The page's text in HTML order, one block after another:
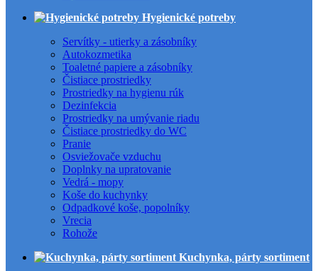
Hygienické potreby
Servítky - utierky a zásobníky
Autokozmetika
Toaletné papiere a zásobníky
Čistiace prostriedky
Prostriedky na hygienu rúk
Dezinfekcia
Prostriedky na umývanie riadu
Čistiace prostriedky do WC
Pranie
Osviežovače vzduchu
Doplnky na upratovanie
Vedrá - mopy
Koše do kuchynky
Odpadkové koše, popolníky
Vrecia
Rohože
Kuchynka, párty sortiment